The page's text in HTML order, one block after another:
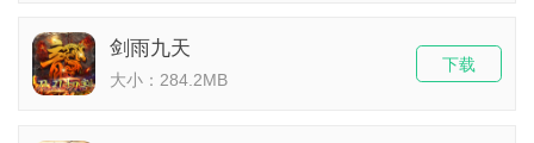
剑雨九天
大小：284.2MB
下载